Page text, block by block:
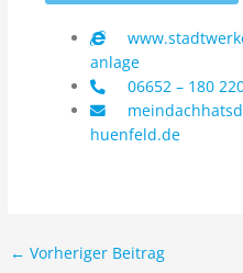
anlage
06652 – 180
huenfeld.de
← Vorheriger Beitrag